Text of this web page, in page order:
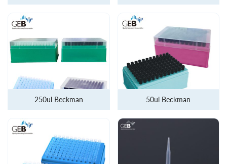
250ul Beckman 50ul Beckman